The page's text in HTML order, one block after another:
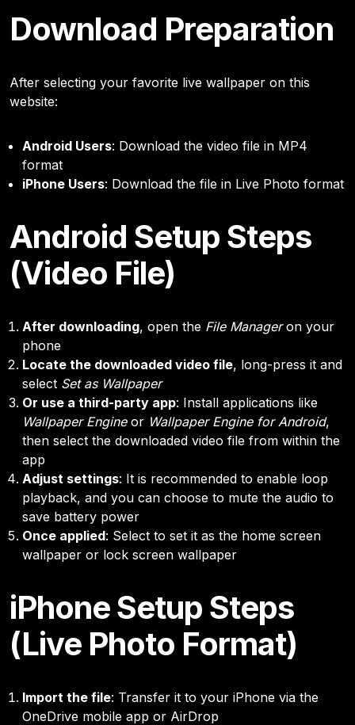
Download Preparation
After selecting your favorite live wallpaper on this
website:
Android Users: Download the video file in MP4
format
iPhone Users: Download the file in Live Photo format
Android Setup Steps
(Video File)
After downloading, open the File Manageron your
phone
Locate the downloaded video file, long-press it and
select Set as Wallpaper
Or use a third-party app: Install applications like
Wallpaper Engineor Wallpaper Engine for Android,
then select the downloaded video file from within the
app
Adjust settings: It is recommended to enable loop
playback, and you can choose to mute the audio to
save battery power
Once applied: Select to set it as the home screen
wallpaper or lock screen wallpaper
iPhone Setup Steps
(Live Photo Format)
Import the file: Transfer it to your iPhone via the
OneDrive mobile app or AirDrop